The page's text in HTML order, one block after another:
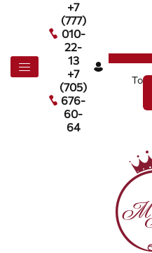
+7
(777)
010-
22-
13
+7
(705)
676-
60-
64